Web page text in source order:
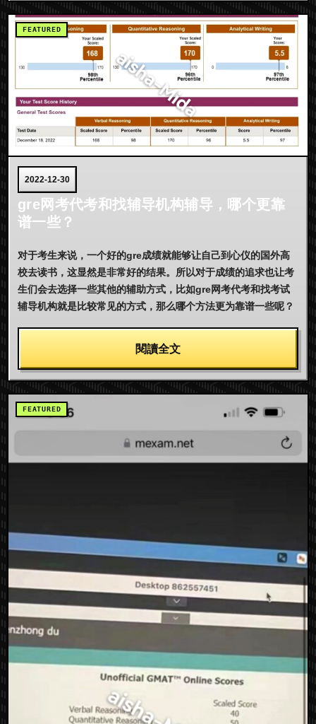
2022-12-30
gre网考代考和找辅导机构辅导，哪个更靠
谱一些？
对于考生来说，一个好的gre成绩就能够让自己到心仪的国外高
校去读书，这显然是非常好的结果。所以对于成绩的追求也让考
生们会去选择一些其他的辅助方式，比如gre网考代考和找考试
辅导机构就是比较常见的方式，那么哪个方法更为靠谱一些呢？
閱讀全文